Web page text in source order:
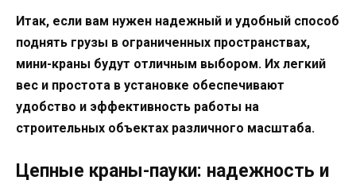
Итак, если вам нужен надежный и удобный способ
поднять грузы в ограниченных пространствах,
мини-краны будут отличным выбором. Их легкий
вес и простота в установке обеспечивают
удобство и эффективность работы на
строительных объектах различного масштаба.
Цепные краны-пауки: надежность и